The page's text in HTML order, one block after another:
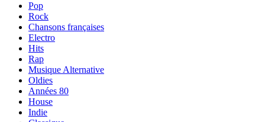
Pop
Rock
Chansons françaises
Electro
Hits
Rap
Musique Alternative
Oldies
Années 80
House
Indie